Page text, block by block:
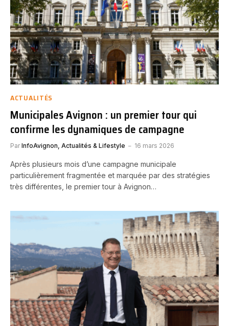
ACTUALITÉS
Municipales Avignon : un premier tour qui
confirme les dynamiques de campagne
Par InfoAvignon, Actualités & Lifestyle 16 mars 2026
Après plusieurs mois d’une campagne municipale
particulièrement fragmentée et marquée par des stratégies
très différentes, le premier tour à Avignon…